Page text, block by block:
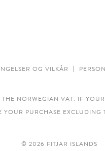
OG VILKÅR
NORWEGIAN VAT. IF
YOUR PURCHASE EXCLUDING
© 2026 FITJAR ISLANDS